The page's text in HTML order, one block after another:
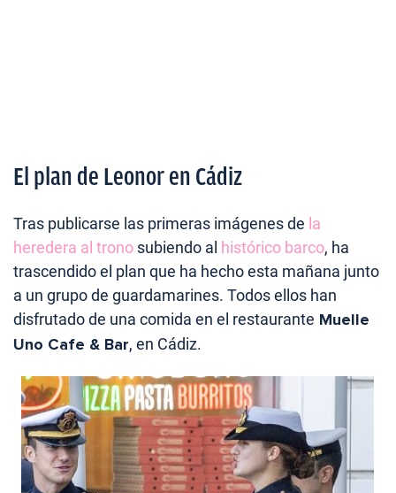
El plan de Leonor en Cádiz
Tras publicarse las primeras imágenes de la
heredera al trono subiendo al histórico barco, ha
trascendido el plan que ha hecho esta mañana junto
a un grupo de guardamarines. Todos ellos han
disfrutado de una comida en el restaurante Muelle
Uno Cafe & Bar, en Cádiz.